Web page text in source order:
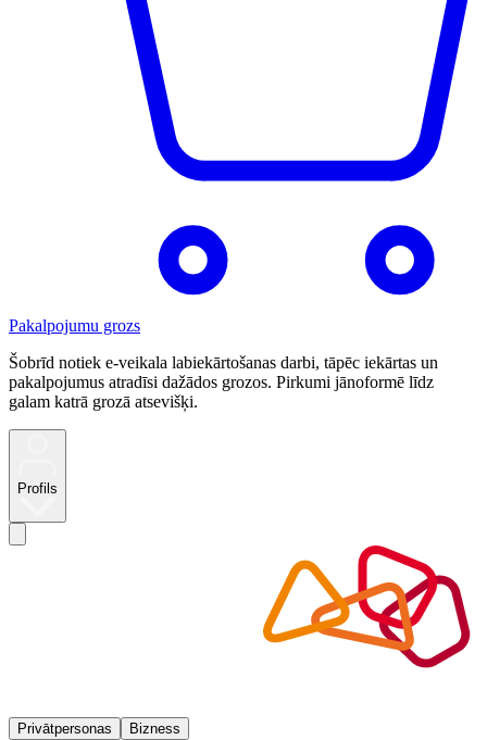
Pakalpojumu grozs
Šobrīd notiek e-veikala labiekārtošanas darbi, tāpēc iekārtas un
pakalpojumus atradīsi dažādos grozos. Pirkumi jānoformē līdz
galam katrā grozā atsevišķi.
Profils
Privātpersonas Bizness